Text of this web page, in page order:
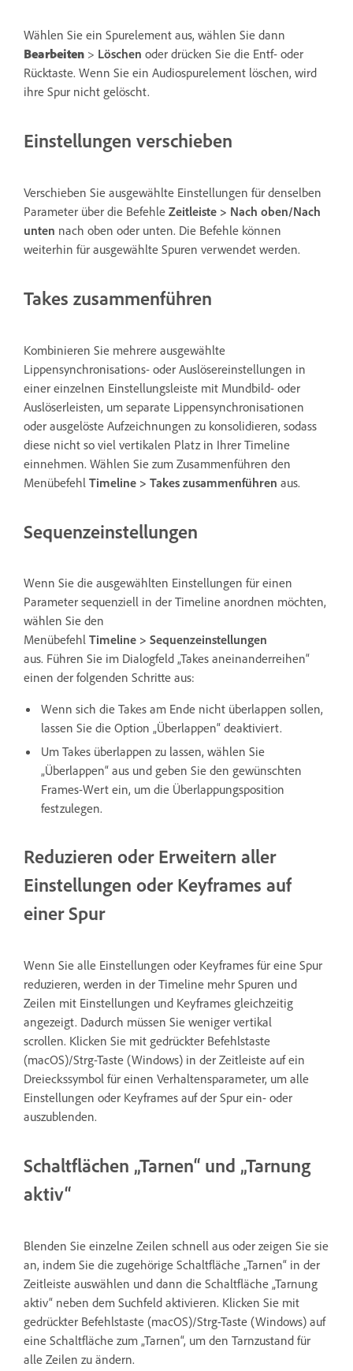
Wählen Sie ein Spurelement aus, wählen Sie dann
Bearbeiten > Löschen oder drücken Sie die Entf- oder
Rücktaste. Wenn Sie ein Audiospurelement löschen, wird
ihre Spur nicht gelöscht.
Einstellungen verschieben
Verschieben Sie ausgewählte Einstellungen für denselben
Parameter über die Befehle Zeitleiste > Nach oben/Nach
unten nach oben oder unten. Die Befehle können
weiterhin für ausgewählte Spuren verwendet werden.
Takes zusammenführen
Kombinieren Sie mehrere ausgewählte
Lippensynchronisations- oder Auslösereinstellungen in
einer einzelnen Einstellungsleiste mit Mundbild- oder
Auslöserleisten, um separate Lippensynchronisationen
oder ausgelöste Aufzeichnungen zu konsolidieren, sodass
diese nicht so viel vertikalen Platz in Ihrer Timeline
einnehmen. Wählen Sie zum Zusammenführen den
Menübefehl Timeline > Takes zusammenführen aus.
Sequenzeinstellungen
Wenn Sie die ausgewählten Einstellungen für einen
Parameter sequenziell in der Timeline anordnen möchten,
wählen Sie den
Menübefehl Timeline > Sequenzeinstellungen
aus. Führen Sie im Dialogfeld „Takes aneinanderreihen“
einen der folgenden Schritte aus:
Wenn sich die Takes am Ende nicht überlappen sollen,
lassen Sie die Option „Überlappen“ deaktiviert.
Um Takes überlappen zu lassen, wählen Sie
„Überlappen“ aus und geben Sie den gewünschten
Frames-Wert ein, um die Überlappungsposition
festzulegen.
Reduzieren oder Erweitern aller
Einstellungen oder Keyframes auf
einer Spur
Wenn Sie alle Einstellungen oder Keyframes für eine Spur
reduzieren, werden in der Timeline mehr Spuren und
Zeilen mit Einstellungen und Keyframes gleichzeitig
angezeigt. Dadurch müssen Sie weniger vertikal
scrollen. Klicken Sie mit gedrückter Befehlstaste
(macOS)/Strg-Taste (Windows) in der Zeitleiste auf ein
Dreieckssymbol für einen Verhaltensparameter, um alle
Einstellungen oder Keyframes auf der Spur ein- oder
auszublenden.
Schaltflächen „Tarnen“ und „Tarnung
aktiv“
Blenden Sie einzelne Zeilen schnell aus oder zeigen Sie sie
an, indem Sie die zugehörige Schaltfläche „Tarnen“ in der
Zeitleiste auswählen und dann die Schaltfläche „Tarnung
aktiv“ neben dem Suchfeld aktivieren. Klicken Sie mit
gedrückter Befehlstaste (macOS)/Strg-Taste (Windows) auf
eine Schaltfläche zum „Tarnen“, um den Tarnzustand für
alle Zeilen zu ändern.